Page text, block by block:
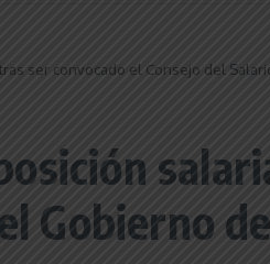
ser convocado el Consejo del
Gobierno